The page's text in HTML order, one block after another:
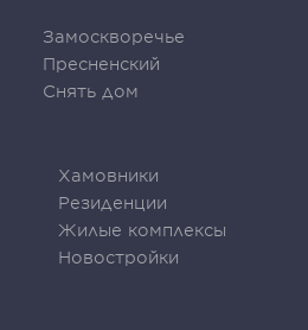
Замоскворечье
Пресненский
Снять дом
Хамовники
Резиденции
Жилые комплексы
Новостройки